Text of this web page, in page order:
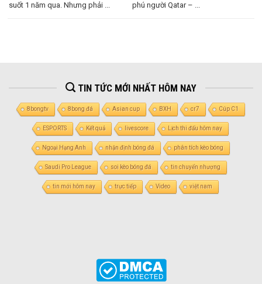
suốt 1 năm qua. Nhưng phải ...
phú người Qatar – ...
TIN TỨC MỚI NHẤT HÔM NAY
8bongtv 8bong đá Asian cup BXH cr7 Cúp C1
ESPORTS Kết quả livescore Lịch thi đấu hôm nay
Ngoại Hạng Anh nhận định bóng đá phân tích kèo bóng
Saudi Pro League soi kèo bóng đá tin chuyển nhượng
tin mới hôm nay trực tiếp Video việt nam